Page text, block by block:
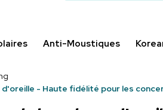
Anti-Moustiques
d'oreille - Haute fidélité pour les